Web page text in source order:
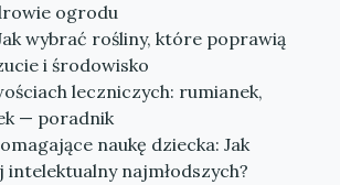
ogrodu
wybrać rośliny, które poprawią
i środowisko
leczniczych: rumianek,
— poradnik
naukę dziecka: Jak
najmłodszych?